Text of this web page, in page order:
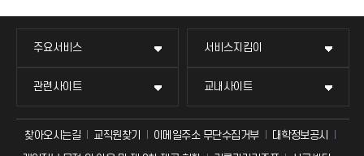
주요서비스 서비스지킴이
관련사이트 교내사이트
찾아오시는길 교직원찾기 이메일주소 무단수집거부
대학정보공시